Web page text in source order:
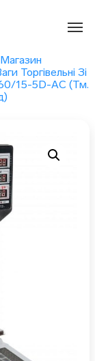
Магазин
Торгівельні Зі
15-5D-АС (тм.